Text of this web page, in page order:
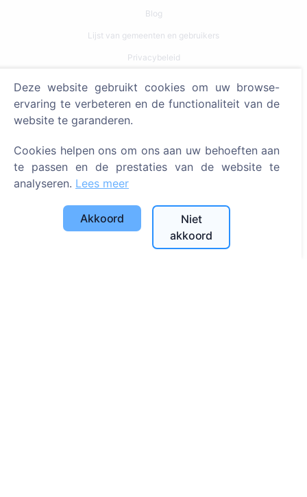
Blog
Lijst van gemeenten en gebruikers
Privacybeleid
Cookie-instellingen
Zoeken naar overledenen
Zoeken naar begraafplaatsen
Diensten
Contacten
Deze website gebruikt cookies om uw browse-
ervaring te verbeteren en de functionaliteit van de
website te garanderen.
Cookies helpen ons om ons aan uw behoeften aan
te passen en de prestaties van de website te
analyseren. Lees meer
Akkoord
Niet
akkoord